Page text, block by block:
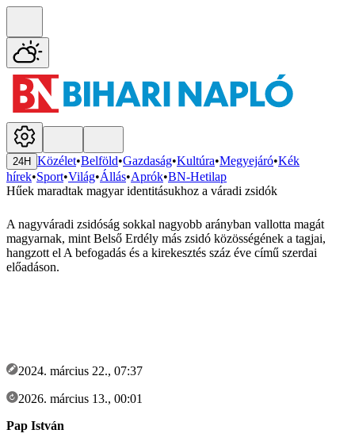
24H Közélet•Belföld•Gazdaság•Kultúra•Megyejáró•Kék
hírek•Sport•Világ•Állás•Aprók•BN-Hetilap
Hűek maradtak magyar identitásukhoz a váradi zsidók
A nagyváradi zsidóság sokkal nagyobb arányban vallotta magát
magyarnak, mint Belső Erdély más zsidó közösségének a tagjai,
hangzott el A befogadás és a kirekesztés száz éve című szerdai
előadáson.
2024. március 22., 07:37
2026. március 13., 00:01
Pap István